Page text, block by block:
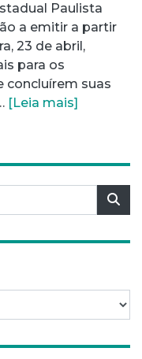
Paulista
a emitir a partir
23 de abril,
para os
concluírem suas
[Leia mais]